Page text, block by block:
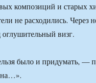
композиций и старых
не расходились. Через
визг.
было и придумать, —